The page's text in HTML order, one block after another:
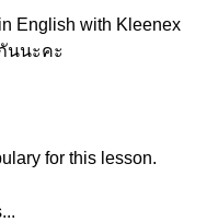
English with Kleenex
นนะคะ
for this lesson.